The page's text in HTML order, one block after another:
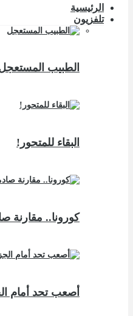
الرئيسية
تلفزيون
الطبيب
البقاء للمتحور!
كورونا.. مقارنة
أصعب تحد أمام